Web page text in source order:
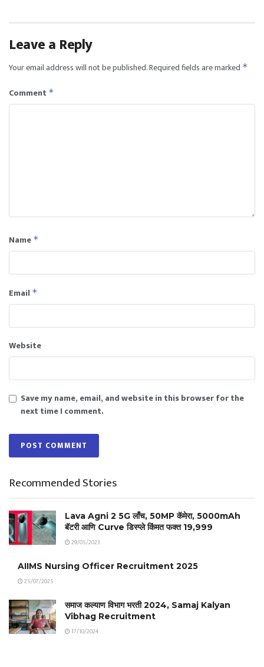
Leave a Reply
Your email address will not be published.Required fields are marked *
Comment *
Name *
Email *
Website
Save my name, email, and website in this browser for the
next time I comment.
Recommended Stories
Lava Agni 2 5G लाँच, 50MP कॅमेरा, 5000mAh
बॅटरी आणि Curve डिस्प्ले किंमत फक्त 19,999
29/05/2023
AIIMS Nursing Officer Recruitment 2025
25/07/2025
समाज कल्याण विभाग भरती 2024, Samaj Kalyan
Vibhag Recruitment
17/10/2024